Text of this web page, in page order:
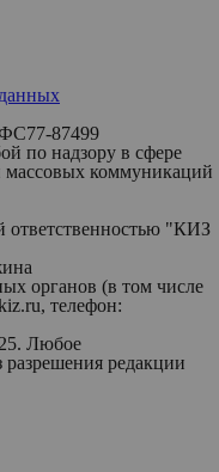
87499
по надзору в сфере
коммуникаций
ответственностью "КИЗ
органов (в том числе
телефон:
Любое
разрешения редакции